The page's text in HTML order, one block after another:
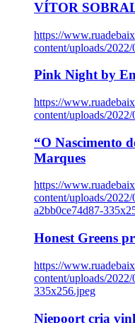
VÍTOR
https://
content/uploads/
Pink Night by
https://
content/uploads/
“O Nascimento
Marques
https://
content/uploads/
a2bb0ce74d87-
Honest Greens
https://
content/uploads/
335x256.jpeg
Niepoort cria